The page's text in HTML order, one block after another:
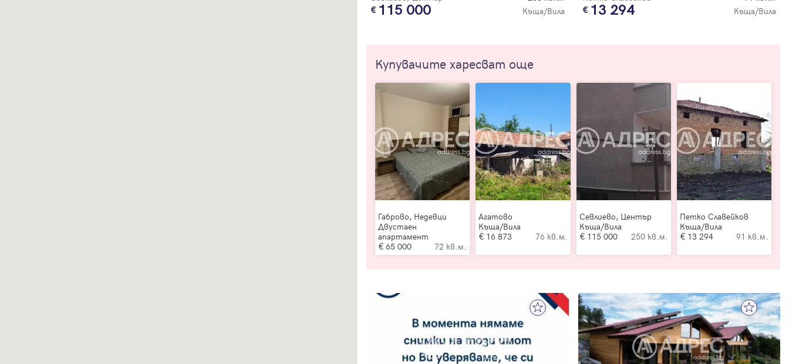
115 000 Къща/Вила 13 294 Къща/Вила
Купувачите харесват още
Габрово, Недевци
Двустаен
апартамент
65 000
72 кв.м.
Агатово
Къща/Вила
16 873
76 кв.м.
Севлиево, Център
Къща/Вила
115 000
250 кв.м.
Петко Славейков
Къща/Вила
13 294
91 кв.м.